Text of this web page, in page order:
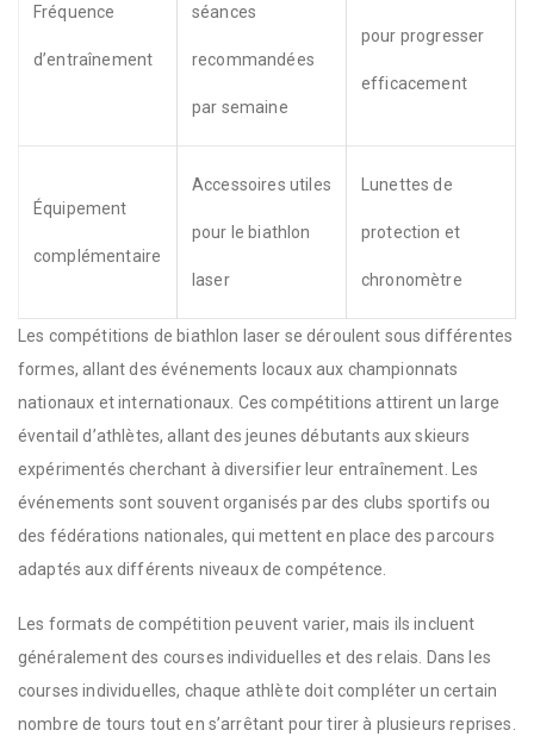
Fréquence
d’entraînement
séances
recommandées
par semaine
pour progresser
efficacement
Équipement
complémentaire
Accessoires utiles
pour le biathlon
laser
Lunettes de
protection et
chronomètre
Les compétitions de biathlon laser se déroulent sous différentes
formes, allant des événements locaux aux championnats
nationaux et internationaux. Ces compétitions attirent un large
éventail d’athlètes, allant des jeunes débutants aux skieurs
expérimentés cherchant à diversifier leur entraînement. Les
événements sont souvent organisés par des clubs sportifs ou
des fédérations nationales, qui mettent en place des parcours
adaptés aux différents niveaux de compétence.
Les formats de compétition peuvent varier, mais ils incluent
généralement des courses individuelles et des relais. Dans les
courses individuelles, chaque athlète doit compléter un certain
nombre de tours tout en s’arrêtant pour tirer à plusieurs reprises.